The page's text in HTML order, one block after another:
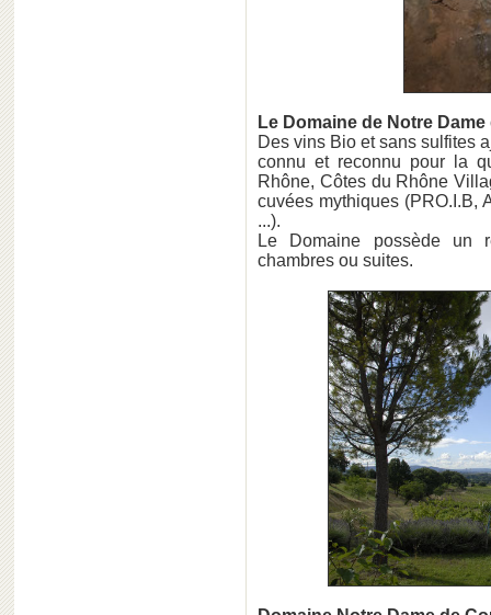
Le Domaine de Notre
Des vins Bio et sans sulfites
connu et reconnu pour la
Rhône, Côtes du Rhône
cuvées mythiques (PRO.I.B,
...).
Le Domaine possède un
chambres ou suites.